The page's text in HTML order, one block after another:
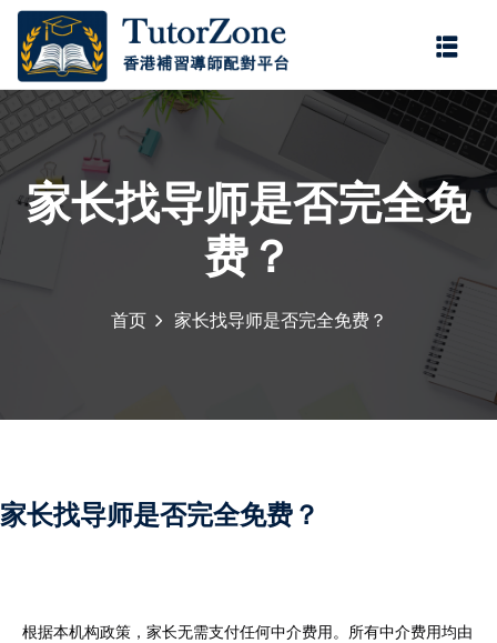
家长找导师是否完全免
费？
首页 家长找导师是否完全免费？
家长找导师是否完全免费？
根据本机构政策，家长无需支付任何中介费用。所有中介费用均由
登錄
忘記密碼?